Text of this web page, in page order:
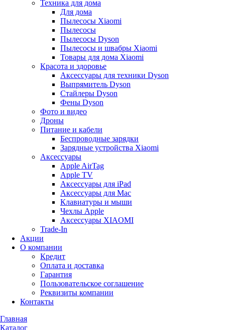
Техника для дома
Для дома
Пылесосы Xiaomi
Пылесосы
Пылесосы Dyson
Пылесосы и швабры Xiaomi
Товары для дома Xiaomi
Красота и здоровье
Аксессуары для техники Dyson
Выпрямитель Dyson
Стайлеры Dyson
Фены Dyson
Фото и видео
Дроны
Питание и кабели
Беспроводные зарядки
Зарядные устройства Xiaomi
Аксессуары
Apple AirTag
Apple TV
Аксессуары для iPad
Аксессуары для Mac
Клавиатуры и мыши
Чехлы Apple
Аксессуары XIAOMI
Trade-In
Акции
О компании
Кредит
Оплата и доставка
Гарантия
Пользовательское соглашение
Реквизиты компании
Контакты
Главная
Каталог